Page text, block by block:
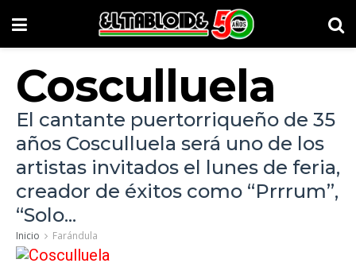
Cosculluela
El cantante puertorriqueño de 35
años Cosculluela será uno de los
artistas invitados el lunes de feria,
creador de éxitos como “Prrrum”,
“Solo...
Inicio Farándula